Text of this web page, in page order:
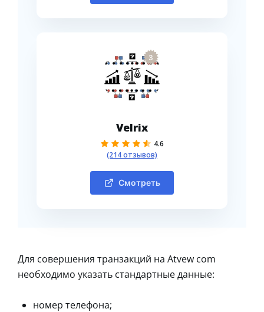
3
Velrix
4.6
(214 отзывов)
Смотреть
Для совершения транзакций на Atvew com
необходимо указать стандартные данные:
номер телефона;